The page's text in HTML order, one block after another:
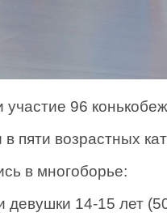
96
пяти возрастных
в многоборье:
14-15 лет